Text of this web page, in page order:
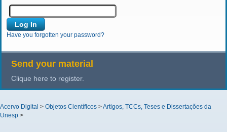
Have you forgotten your password?
Send your material
Clique here to register.
Acervo Digital > Objetos Científicos >Artigos, TCCs, Teses e Dissertações da
Unesp >